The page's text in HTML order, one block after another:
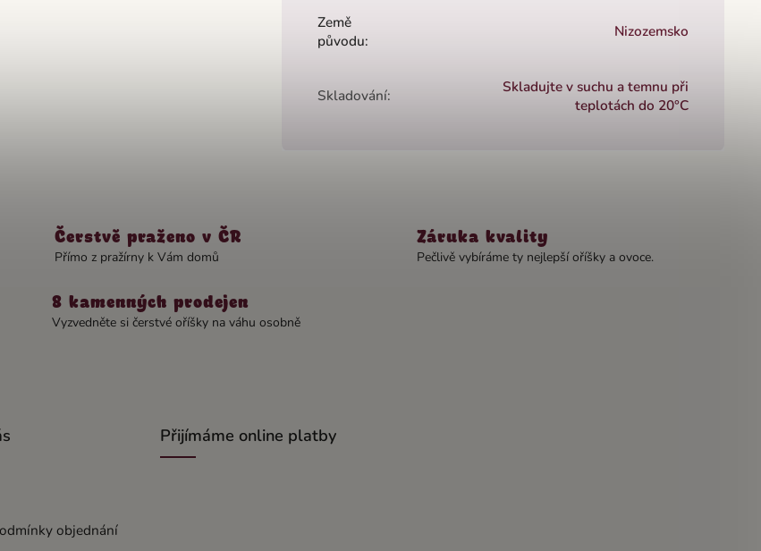
Čerstvě praženo v ČR
Přímo z pražírny k Vám domů
Záruka kvality
Pečlivě vybíráme ty nejlepší oříšky a ovoce.
8 kamenných prodejen
Vyzvedněte si čerstvé oříšky na váhu osobně
Země
původu:
Nizozemsko
Skladování:
Skladujte v suchu a temnu při
teplotách do 20°C
objednání
Přijímáme online platby